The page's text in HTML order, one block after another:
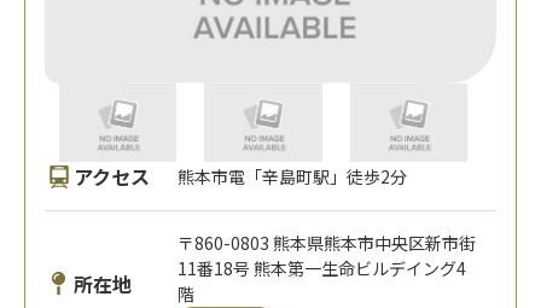
アクセス 熊本市電「辛島町駅」徒歩2分
所在地
〒860-0803 熊本県熊本市中央区新市街
11番18号 熊本第一生命ビルデイング4
階